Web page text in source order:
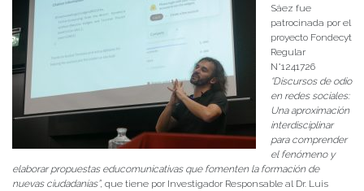
Sáez fue
patrocinada por el
proyecto Fondecyt
Regular
N°1241726
“Discursos de odio
en redes sociales:
Una aproximación
interdisciplinar
para comprender
el fenómeno y
elaborar propuestas educomunicativas que fomenten la formación de
nuevas ciudadanías”, que tiene por Investigador Responsable al Dr. Luis